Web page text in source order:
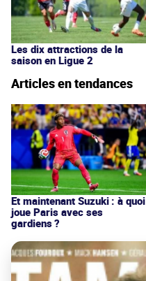
Les dix attractions de la
saison en Ligue 2
Articles en tendances
Et maintenant Suzuki : à quoi
joue Paris avec ses
gardiens ?